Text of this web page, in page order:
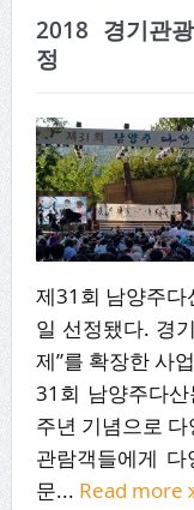
2018 경기관
정
제31회 남양주다
일 선정됐다. 경
제”를 확장한 사
31회 남양주다
주년 기념으로
관람객들에게
문... Read more